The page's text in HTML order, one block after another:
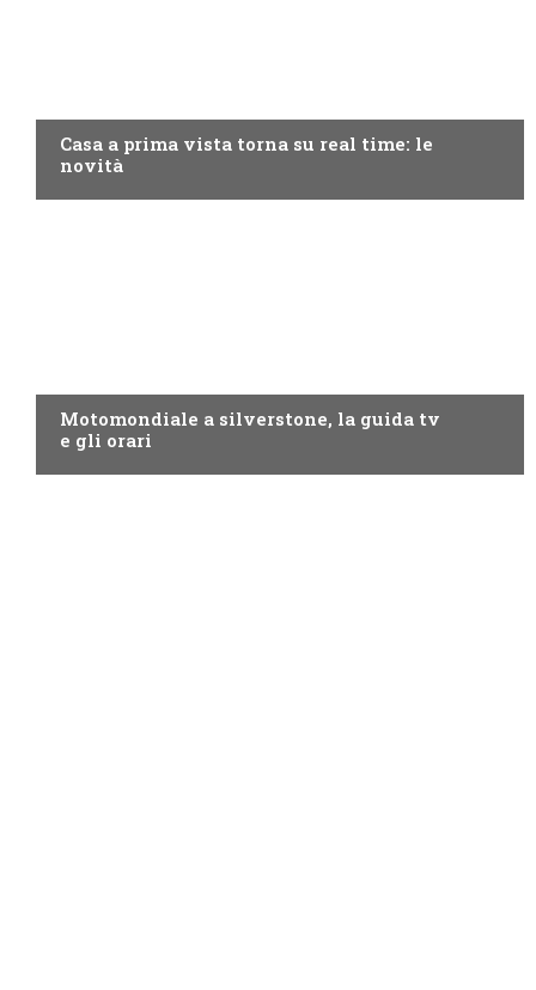
Casa a prima vista torna su real time: le
novità
Motomondiale a silverstone, la guida tv
e gli orari